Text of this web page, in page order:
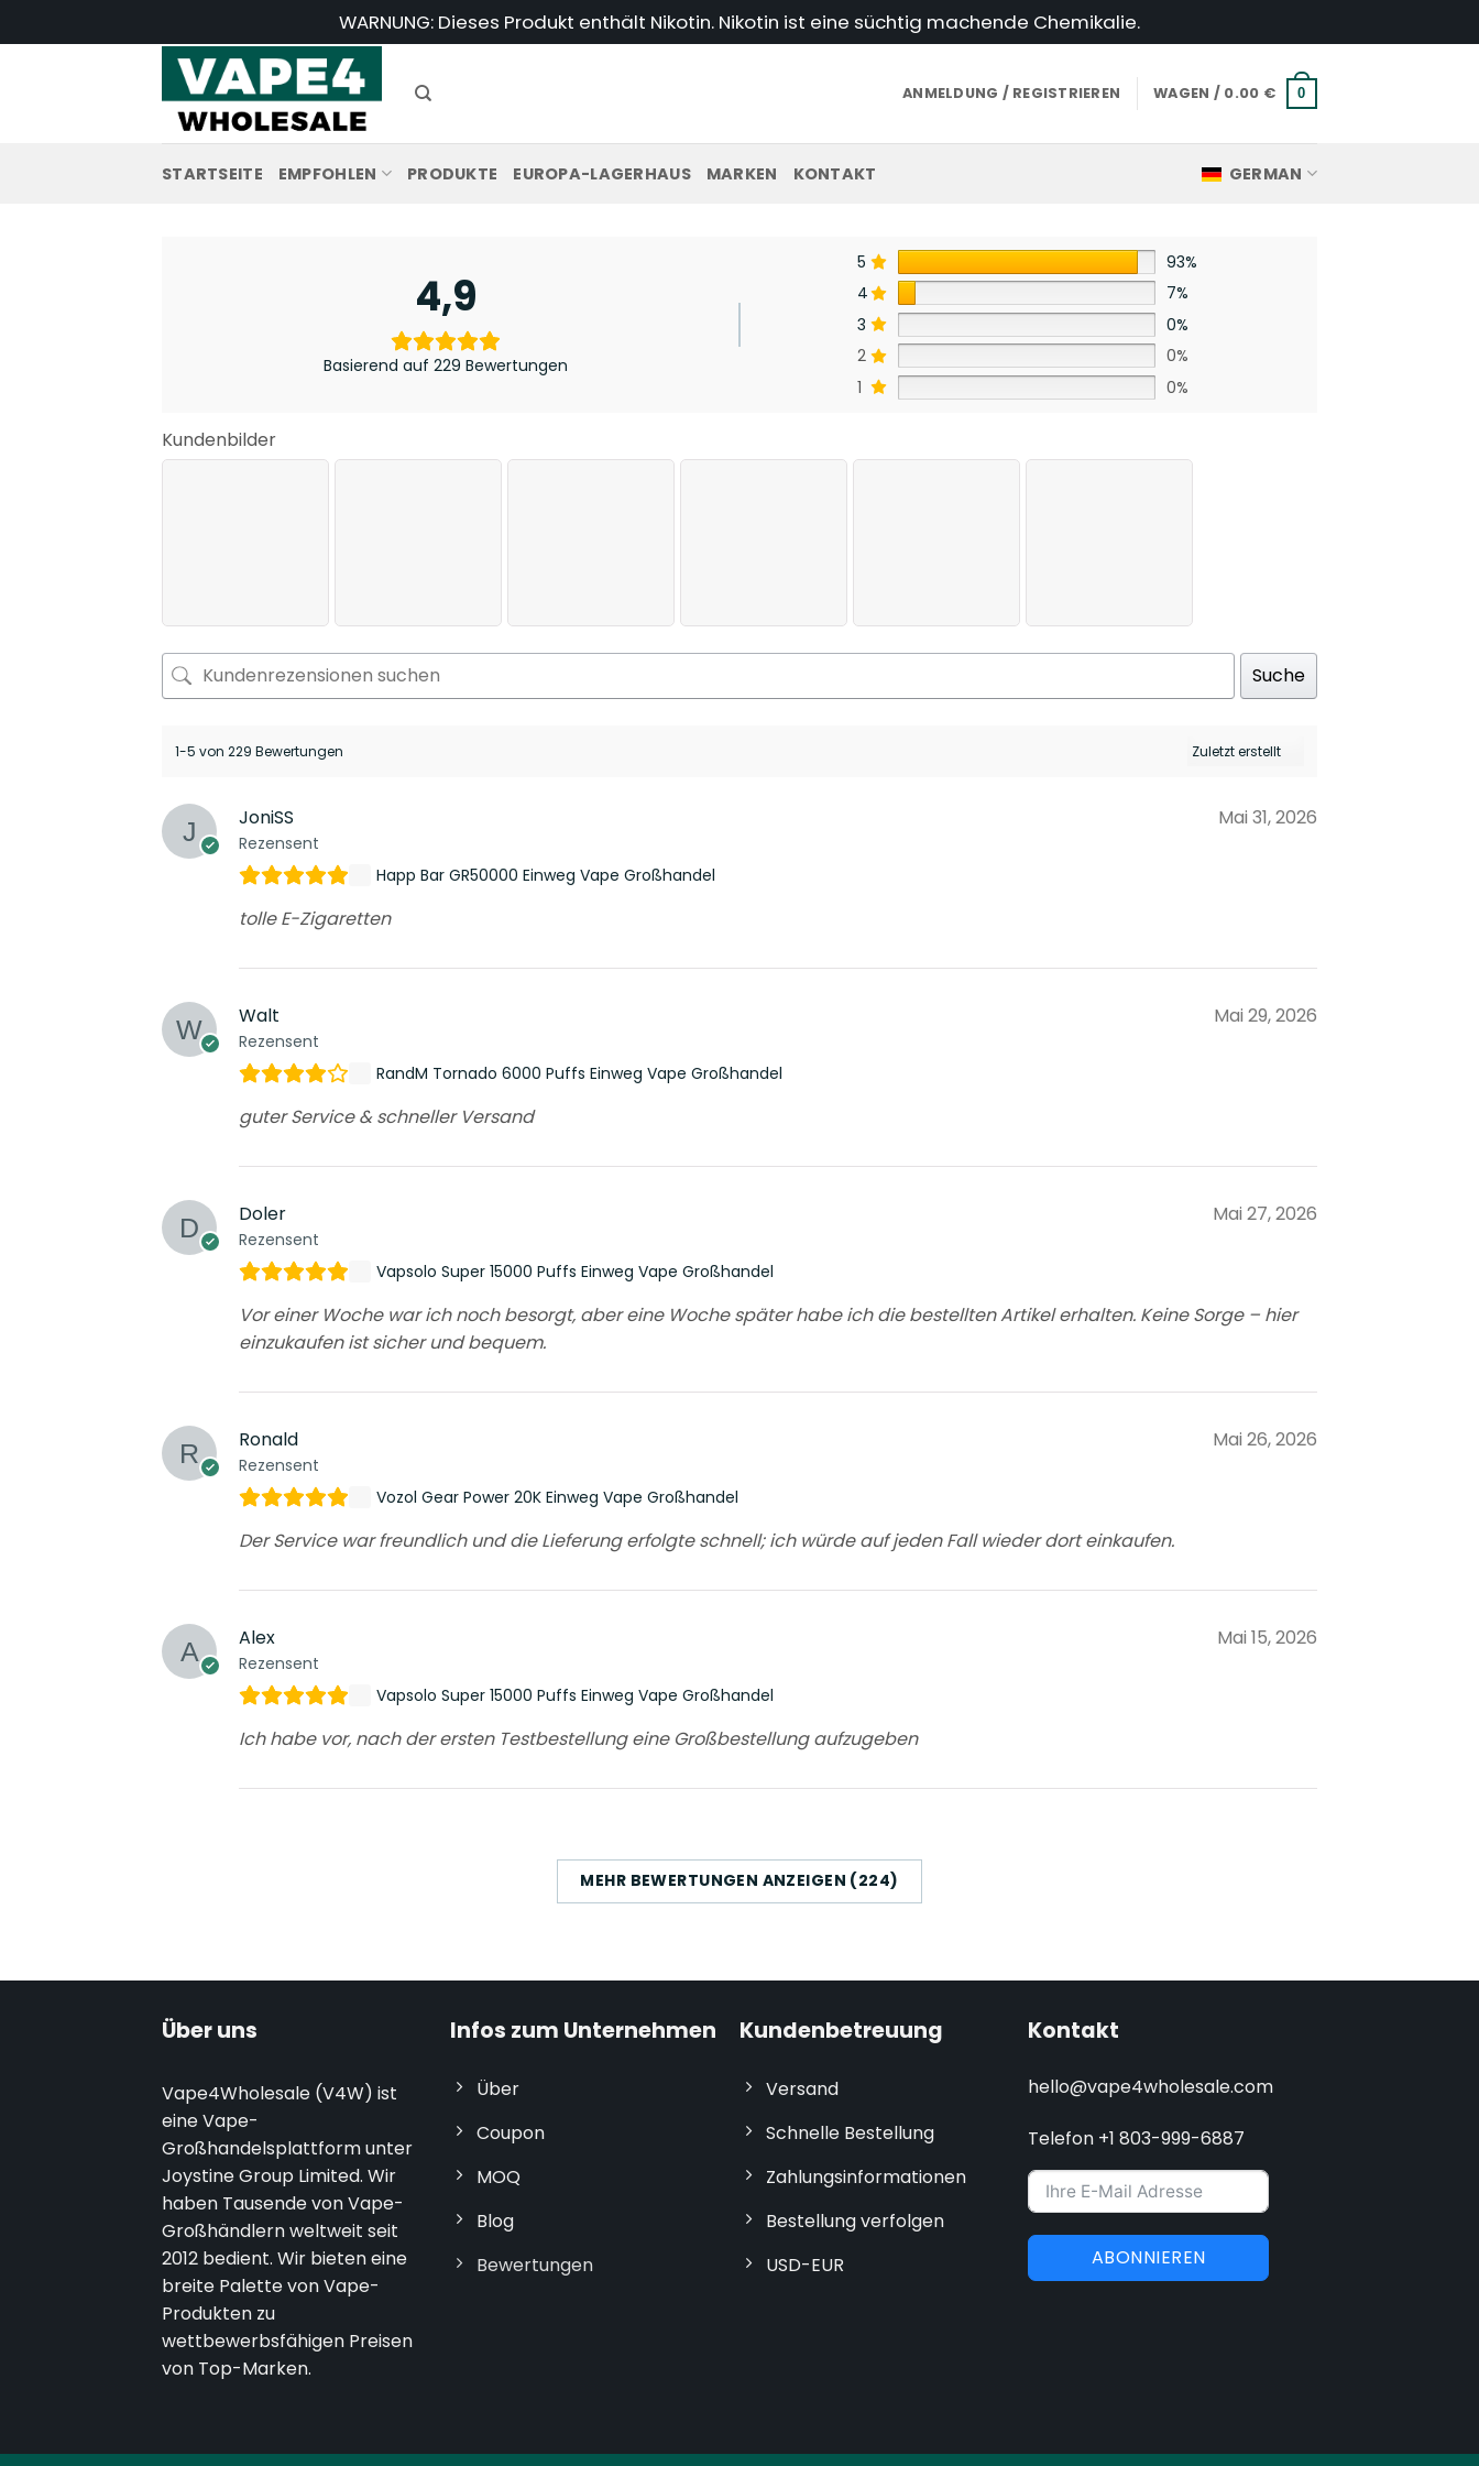
Inhalt
WARNUNG: Dieses Produkt enthält Nikotin. Nikotin ist eine süchtig machende Chemikalie.
ANMELDUNG / REGISTRIEREN WAGEN / 0.00 € 0
STARTSEITE EMPFOHLEN PRODUKTE EUROPA-LAGERHAUS MARKEN KONTAKT GERMAN
4,9
Basierend auf 229 Bewertungen
5
93%
4
7%
3
0%
2
0%
1
0%
Kundenbilder
Suche
1-5 von 229 Bewertungen
JoniSS
Rezensent
Mai 31, 2026
Happ Bar GR50000 Einweg Vape Großhandel
tolle E-Zigaretten
Walt
Rezensent
Mai 29, 2026
RandM Tornado 6000 Puffs Einweg Vape Großhandel
guter Service & schneller Versand
Doler
Rezensent
Mai 27, 2026
Vapsolo Super 15000 Puffs Einweg Vape Großhandel
Vor einer Woche war ich noch besorgt, aber eine Woche später habe ich die bestellten Artikel erhalten. Keine Sorge – hier
einzukaufen ist sicher und bequem.
Ronald
Rezensent
Mai 26, 2026
Vozol Gear Power 20K Einweg Vape Großhandel
Der Service war freundlich und die Lieferung erfolgte schnell; ich würde auf jeden Fall wieder dort einkaufen.
Alex
Rezensent
Mai 15, 2026
Vapsolo Super 15000 Puffs Einweg Vape Großhandel
Ich habe vor, nach der ersten Testbestellung eine Großbestellung aufzugeben
MEHR BEWERTUNGEN ANZEIGEN (224)
Über uns
Vape4Wholesale (V4W) ist
eine Vape-
Großhandelsplattform unter
Joystine Group Limited. Wir
haben Tausende von Vape-
Großhändlern weltweit seit
2012 bedient. Wir bieten eine
breite Palette von Vape-
Produkten zu
wettbewerbsfähigen Preisen
von Top-Marken.
Infos zum Unternehmen
Über
Coupon
MOQ
Blog
Bewertungen
Kundenbetreuung
Versand
Schnelle Bestellung
Zahlungsinformationen
Bestellung verfolgen
USD-EUR
Kontakt
hello@vape4wholesale.com
Telefon +1 803-999-6887
ABONNIEREN